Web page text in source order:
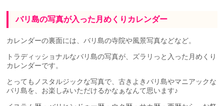
バリ島の写真が入った月めくりカレンダー
カレンダーの裏面には、バリ島の寺院や風景写真などなど。
トラディッショナルなバリ島の写真が、ズラリっと入った月めくり
カレンダーです。
とってもノスタルジックな写真で、古きよきバリ島やマニアックな
バリ島を、お楽しみいただけるかなぁなんて思います♪